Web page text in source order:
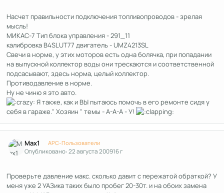
Насчет правильности подключения топливопроводов - зрелая
мысль!
МИКАС-7 Тип блока управления - 291_11
калибровка B4SLUT77 двигатель - UMZ4213SL
Свечи в норме, у этих моторов есть одна болячка, при попадании
на выпускной коллектор воды они трескаются и соответственной
подсасывают, здесь норма, целый коллектор.
Противодавление в норме.
Ну не чиню я это авто.
Я также, как и ВЫ пытаюсь помочь в его ремонте сидя у
себя в гараже." Хозяин " темы - А-А-А - У!
Max1 APC-Пользователи
Опубликовано:22 августа 200916 г
Проверьте давление макс. сколько давит с пережатой обраткой? У
меня уже 2 УАЗика таких было пробег 20-30т. и на обоих замена